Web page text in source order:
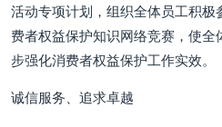
活动专项计划，组织全体员工积极
费者权益保护知识网络竞赛，使
步强化消费者权益保护工作实效。
诚信服务、追求卓越